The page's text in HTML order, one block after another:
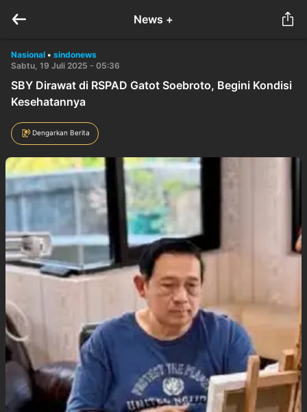
News +
Nasional • sindonews
Sabtu, 19 Juli 2025 - 05:36
SBY Dirawat di RSPAD Gatot Soebroto, Begini Kondisi
Kesehatannya
Dengarkan Berita